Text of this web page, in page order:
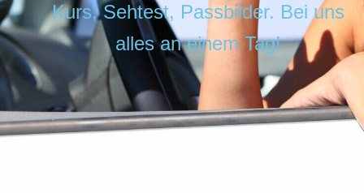
Kurs, Sehtest, Passbilder. Bei uns
alles an einem Tag!